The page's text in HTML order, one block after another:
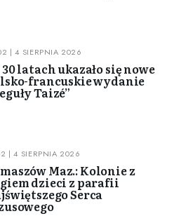
| 4 SIERPNIA 2026
30 latach ukazało się nowe
francuskie wydanie
Taizé”
| 4 SIERPNIA 2026
Maz.: Kolonie z
dzieci z parafii
Serca